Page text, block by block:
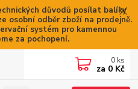
důvodů posílat balíky
osobní odběr zboží na prodejně.
systém pro kamennou
za pochopení.
0 ks
za 0 Kč